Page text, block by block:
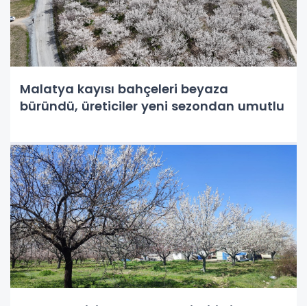
Malatya kayısı bahçeleri beyaza
büründü, üreticiler yeni sezondan umutlu